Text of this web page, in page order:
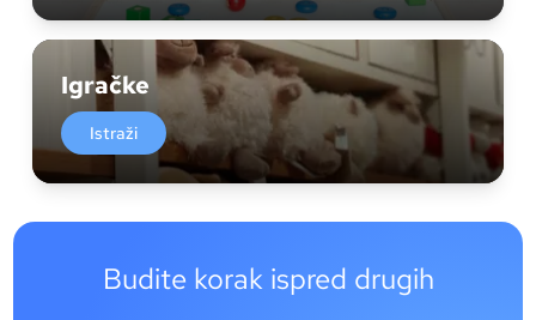
Igračke
Istraži
Budite korak ispred drugih